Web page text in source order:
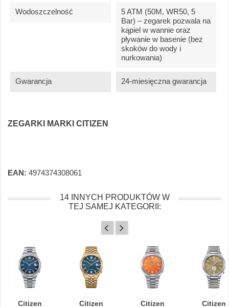
Wodoszczelność
5 ATM (50M, WR50, 5
Bar) – zegarek pozwala na
kąpiel w wannie oraz
pływanie w basenie (bez
skoków do wody i
nurkowania)
Gwarancja 24-miesięczna gwarancja
ZEGARKI MARKI CITIZEN
EAN: 4974374308061
14 INNYCH PRODUKTÓW W
TEJ SAMEJ KATEGORII:
Citizen
Citizen
Citizen
Citizen